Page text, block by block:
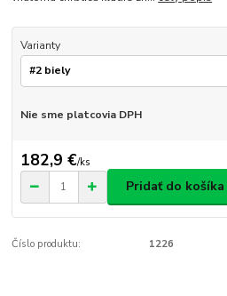
Varianty
Nie sme platcovia DPH
182,9 €/ks
Pridať do košíka
Číslo produktu: 1226